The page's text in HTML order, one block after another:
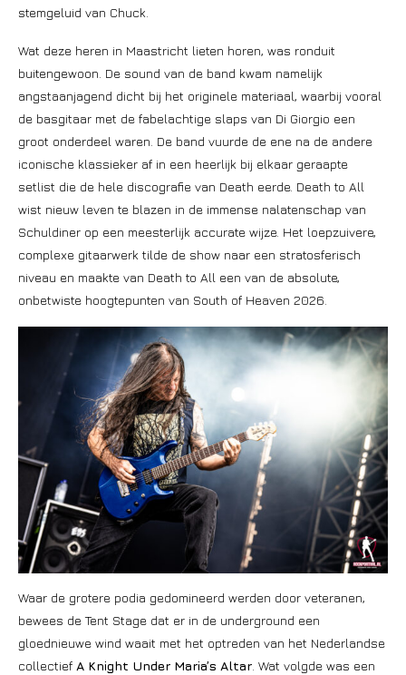
stemgeluid van Chuck.
Wat deze heren in Maastricht lieten horen, was ronduit
buitengewoon. De sound van de band kwam namelijk
angstaanjagend dicht bij het originele materiaal, waarbij vooral
de basgitaar met de fabelachtige slaps van Di Giorgio een
groot onderdeel waren. De band vuurde de ene na de andere
iconische klassieker af in een heerlijk bij elkaar geraapte
setlist die de hele discografie van Death eerde. Death to All
wist nieuw leven te blazen in de immense nalatenschap van
Schuldiner op een meesterlijk accurate wijze. Het loepzuivere,
complexe gitaarwerk tilde de show naar een stratosferisch
niveau en maakte van Death to All een van de absolute,
onbetwiste hoogtepunten van South of Heaven 2026.
Waar de grotere podia gedomineerd werden door veteranen,
bewees de Tent Stage dat er in de underground een
gloednieuwe wind waait met het optreden van het Nederlandse
collectief A Knight Under Maria’s Altar . Wat volgde was een